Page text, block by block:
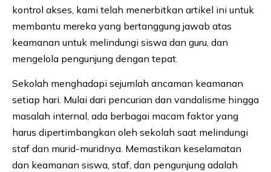
kontrol akses, kami telah menerbitkan artikel ini untuk
membantu mereka yang bertanggung jawab atas
keamanan untuk melindungi siswa dan guru, dan
mengelola pengunjung dengan tepat.
Sekolah menghadapi sejumlah ancaman keamanan
setiap hari. Mulai dari pencurian dan vandalisme hingga
masalah internal, ada berbagai macam faktor yang
harus dipertimbangkan oleh sekolah saat melindungi
staf dan murid-muridnya. Memastikan keselamatan
dan keamanan siswa, staf, dan pengunjung adalah